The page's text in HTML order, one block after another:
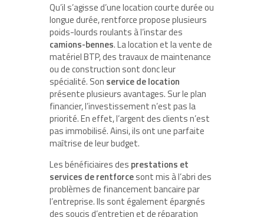
Qu’il s’agisse d’une location courte durée ou
longue durée, rentforce propose plusieurs
poids-lourds roulants à l’instar des
camions-bennes. La location et la vente de
matériel BTP, des travaux de maintenance
ou de construction sont donc leur
spécialité. Son service de location
présente plusieurs avantages. Sur le plan
financier, l’investissement n’est pas la
priorité. En effet, l’argent des clients n’est
pas immobilisé. Ainsi, ils ont une parfaite
maîtrise de leur budget.
Les bénéficiaires des prestations et
services de rentforcesont mis à l’abri des
problèmes de financement bancaire par
l’entreprise. Ils sont également épargnés
des soucis d’entretien et de réparation